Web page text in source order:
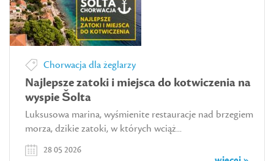
Chorwacja dla żeglarzy
Najlepsze zatoki i miejsca do kotwiczenia na
wyspie Šolta
Luksusowa marina, wyśmienite restauracje nad brzegiem
morza, dzikie zatoki, w których wciąż...
28 05 2026